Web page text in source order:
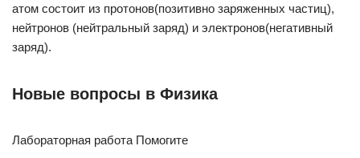
атом состоит из протонов(позитивно заряженных частиц),
нейтронов (нейтральный заряд) и электронов(негативный
заряд).
Новые вопросы в Физика
Лабораторная работа Помогите